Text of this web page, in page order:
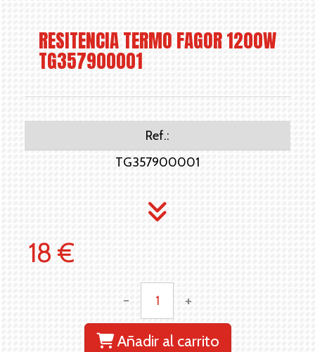
RESITENCIA TERMO FAGOR 1200W
TG357900001
Ref.:
TG357900001
18 €
- +
Añadir al carrito